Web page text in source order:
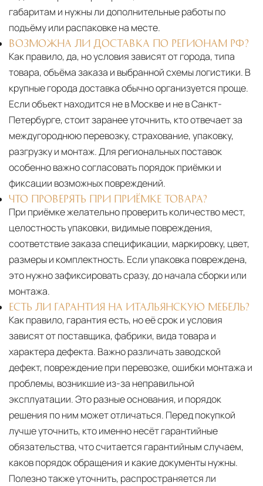
габаритам и нужны ли дополнительные работы по
подъёму или распаковке на месте.
ВОЗМОЖНА ЛИ ДОСТАВКА ПО РЕГИОНАМ РФ?
Как правило, да, но условия зависят от города, типа
товара, объёма заказа и выбранной схемы логистики. В
крупные города доставка обычно организуется проще.
Если объект находится не в Москве и не в Санкт-
Петербурге, стоит заранее уточнить, кто отвечает за
междугороднюю перевозку, страхование, упаковку,
разгрузку и монтаж. Для региональных поставок
особенно важно согласовать порядок приёмки и
фиксации возможных повреждений.
ЧТО ПРОВЕРЯТЬ ПРИ ПРИЁМКЕ ТОВАРА?
При приёмке желательно проверить количество мест,
целостность упаковки, видимые повреждения,
соответствие заказа спецификации, маркировку, цвет,
размеры и комплектность. Если упаковка повреждена,
это нужно зафиксировать сразу, до начала сборки или
монтажа.
ЕСТЬ ЛИ ГАРАНТИЯ НА ИТАЛЬЯНСКУЮ МЕБЕЛЬ?
Как правило, гарантия есть, но её срок и условия
зависят от поставщика, фабрики, вида товара и
характера дефекта. Важно различать заводской
дефект, повреждение при перевозке, ошибки монтажа и
проблемы, возникшие из-за неправильной
эксплуатации. Это разные основания, и порядок
решения по ним может отличаться. Перед покупкой
лучше уточнить, кто именно несёт гарантийные
обязательства, что считается гарантийным случаем,
каков порядок обращения и какие документы нужны.
Полезно также уточнить, распространяется ли